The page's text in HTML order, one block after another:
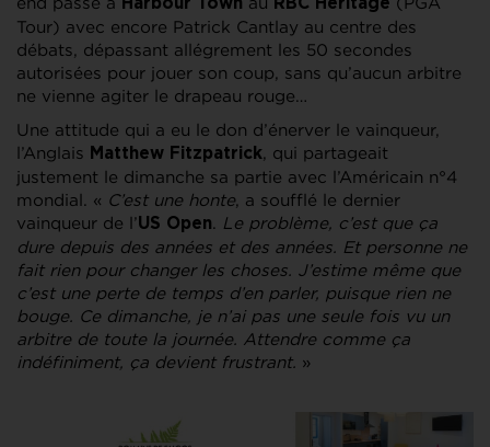
Harbour Town RBC Heritage
Tour) avec encore Patrick Cantlay au centre des
débats, dépassant allégrement les 50 secondes
autorisées pour jouer son coup, sans qu’aucun arbitre
ne vienne agiter le drapeau rouge…
Une attitude qui a eu le don d’énerver le vainqueur,
l’Anglais Matthew Fitzpatrick, qui partageait
justement le dimanche sa partie avec l’Américain n°4
mondial. « C’est une honte, a soufflé le dernier
vainqueur de l’US Open. Le problème, c’est que ça
dure depuis des années et des années. Et personne ne
fait rien pour changer les choses. J’estime même que
c’est une perte de temps d’en parler, puisque rien ne
bouge. Ce dimanche, je n’ai pas une seule fois vu un
arbitre de toute la journée. Attendre comme ça
indéfiniment, ça devient frustrant. »